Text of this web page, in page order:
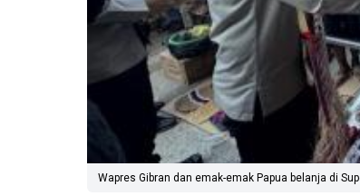
Wapres Gibran dan emak-emak Papua belanja di